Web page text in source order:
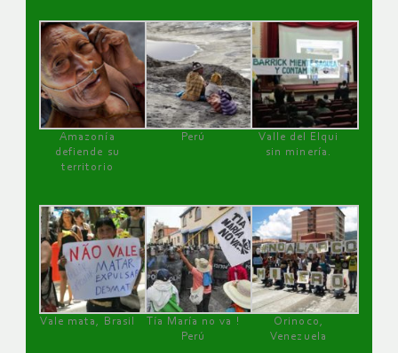
Amazonía
defiende su
territorio
Perú
Valle del Elqui
sin minería.
Vale mata, Brasil
Tía María no va !
Perú
Orinoco,
Venezuela